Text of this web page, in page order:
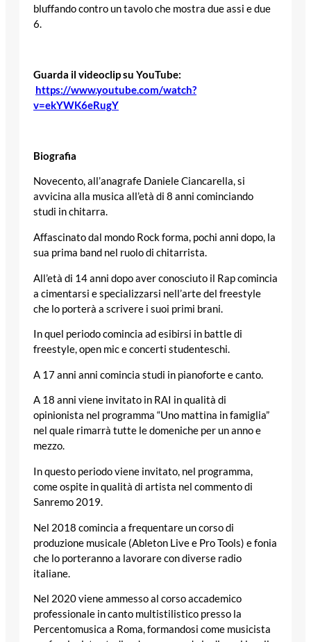
bluffando contro un tavolo che mostra due assi e due
6.
Guarda il videoclip su YouTube:
https://www.youtube.com/watch?
v=ekYWK6eRugY
Biografia
Novecento, all’anagrafe Daniele Ciancarella, si
avvicina alla musica all’età di 8 anni cominciando
studi in chitarra.
Affascinato dal mondo Rock forma, pochi anni dopo, la
sua prima band nel ruolo di chitarrista.
All’età di 14 anni dopo aver conosciuto il Rap comincia
a cimentarsi e specializzarsi nell’arte del freestyle
che lo porterà a scrivere i suoi primi brani.
In quel periodo comincia ad esibirsi in battle di
freestyle, open mic e concerti studenteschi.
A 17 anni anni comincia studi in pianoforte e canto.
A 18 anni viene invitato in RAI in qualità di
opinionista nel programma “Uno mattina in famiglia”
nel quale rimarrà tutte le domeniche per un anno e
mezzo.
In questo periodo viene invitato, nel programma,
come ospite in qualità di artista nel commento di
Sanremo 2019.
Nel 2018 comincia a frequentare un corso di
produzione musicale (Ableton Live e Pro Tools) e fonia
che lo porteranno a lavorare con diverse radio
italiane.
Nel 2020 viene ammesso al corso accademico
professionale in canto multistilistico presso la
Percentomusica a Roma, formandosi come musicista